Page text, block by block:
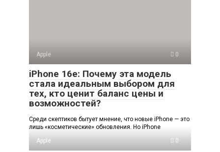
Apple 0
iPhone 16e: Почему эта модель
стала идеальным выбором для
тех, кто ценит баланс цены и
возможностей?
Среди скептиков бытует мнение, что новые iPhone — это
лишь «косметические» обновления. Но iPhone
Apple
0